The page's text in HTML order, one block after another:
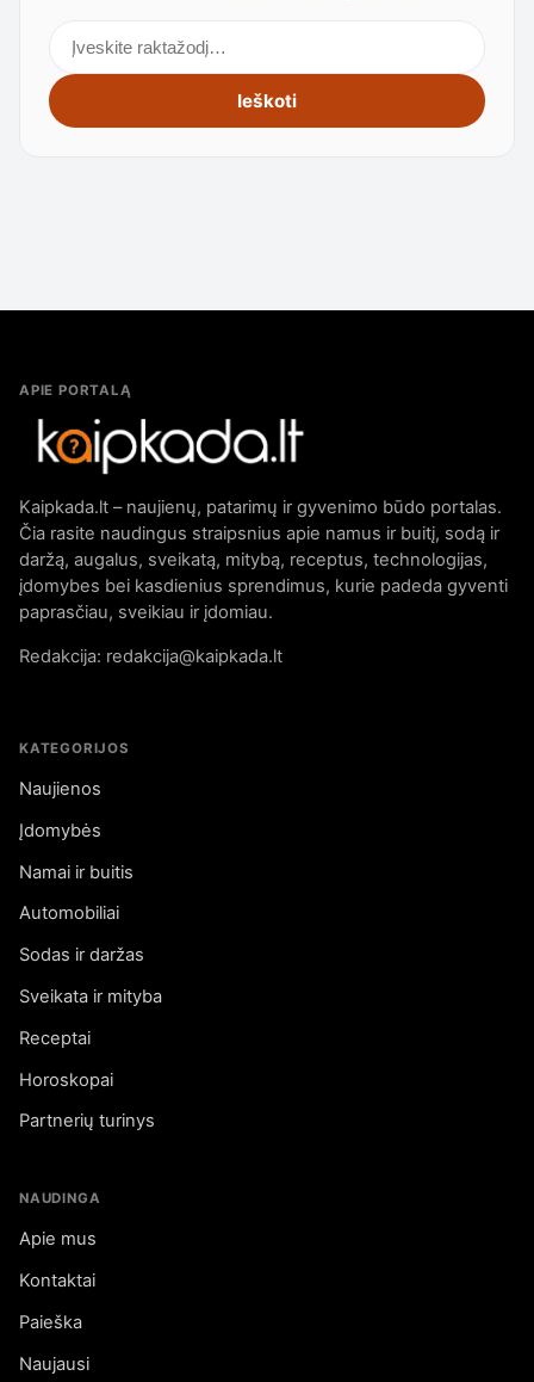
Ieškoti
APIE PORTALĄ
Kaipkada.lt – naujienų, patarimų ir gyvenimo būdo portalas.
Čia rasite naudingus straipsnius apie namus ir buitį, sodą ir
daržą, augalus, sveikatą, mitybą, receptus, technologijas,
įdomybes bei kasdienius sprendimus, kurie padeda gyventi
paprasčiau, sveikiau ir įdomiau.
Redakcija: redakcija@kaipkada.lt
KATEGORIJOS
Naujienos
Įdomybės
Namai ir buitis
Automobiliai
Sodas ir daržas
Sveikata ir mityba
Receptai
Horoskopai
Partnerių turinys
NAUDINGA
Apie mus
Kontaktai
Paieška
Naujausi